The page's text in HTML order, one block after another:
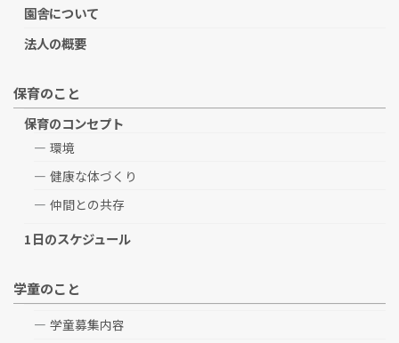
園舎について
法人の概要
保育のこと
保育のコンセプト
環境
健康な体づくり
仲間との共存
1日のスケジュール
学童のこと
学童募集内容